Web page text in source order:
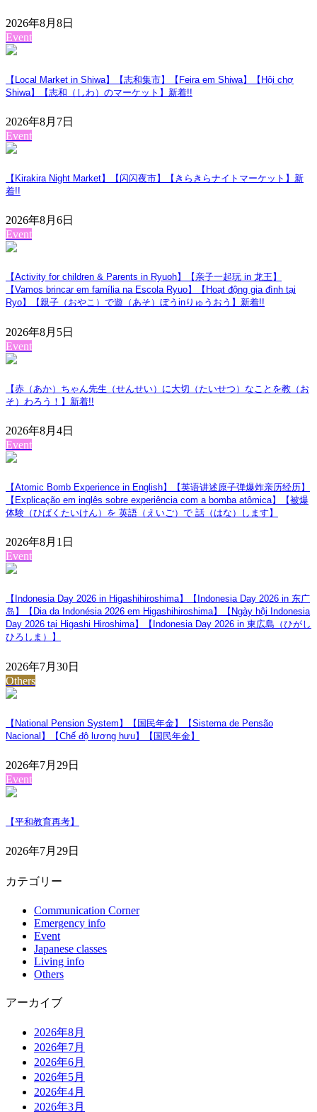
2026年8月8日
Event
【Local Market in Shiwa】【志和集市】【Feira em Shiwa】【Hội chợ
Shiwa】【志和（しわ）のマーケット】 新着!!
2026年8月7日
Event
【Kirakira Night Market】【闪闪夜市】【きらきらナイトマーケット】 新
着!!
2026年8月6日
Event
【Activity for children & Parents in Ryuoh】【亲子一起玩 in 龙王】
【Vamos brincar em família na Escola Ryuo】【Hoạt động gia đình tại
Ryo】【親子（おやこ）で遊（あそ）ぼうinりゅうおう】 新着!!
2026年8月5日
Event
【赤（あか）ちゃん先生（せんせい）に大切（たいせつ）なことを教（お
そ）わろう！】 新着!!
2026年8月4日
Event
【Atomic Bomb Experience in English】【英语讲述原子弹爆炸亲历经历】
【Explicação em inglês sobre experiência com a bomba atômica】【被爆
体験（ひばくたいけん）を 英語（えいご）で 話（はな）します】
2026年8月1日
Event
【Indonesia Day 2026 in Higashihiroshima】【Indonesia Day 2026 in 东广
岛】【Dia da Indonésia 2026 em Higashihiroshima】【Ngày hội Indonesia
Day 2026 tại Higashi Hiroshima】【Indonesia Day 2026 in 東広島（ひがし
ひろしま）】
2026年7月30日
Others
【National Pension System】【国民年金】【Sistema de Pensão
Nacional】【Chế độ lương hưu】【国民年金】
2026年7月29日
Event
【平和教育再考】
2026年7月29日
カテゴリー
Communication Corner
Emergency info
Event
Japanese classes
Living info
Others
アーカイブ
2026年8月
2026年7月
2026年6月
2026年5月
2026年4月
2026年3月